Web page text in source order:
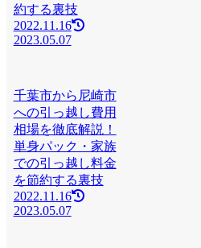
約する裏技
2022.11.16
2023.05.07
千葉市から尼崎市
への引っ越し費用
相場を徹底解説！
単身パック・家族
での引っ越し料金
を節約する裏技
2022.11.16
2023.05.07